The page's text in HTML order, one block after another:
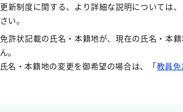
更新制度に関する、より詳細な説明については
さい。
免許状記載の氏名・本籍地が、現在の氏名・本
ん。
氏名・本籍地の変更を御希望の場合は、「教員